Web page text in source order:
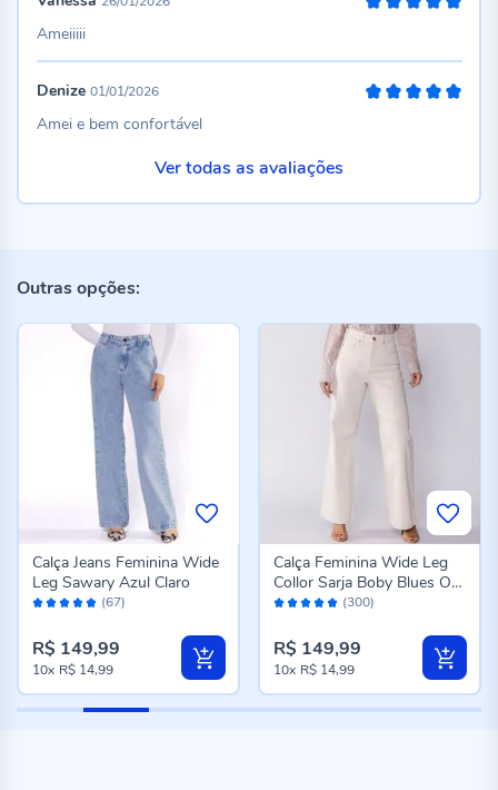
Ameiiiii
Denize 01/01/2026
Amei e bem confortável
Ver todas as avaliações
Outras opções:
Avaliação: (67)
Calça Jeans Feminina Wide
Leg Sawary Azul Claro
R$ 149,99
10x R$ 14,99
Avaliação: (300)
Calça Feminina Wide Leg
Collor Sarja Boby Blues Off
White
R$ 149,99
10x R$ 14,99